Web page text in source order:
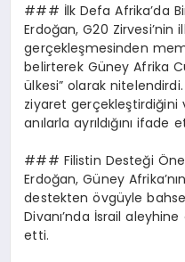
### İlk Defa Afrika’da
Erdoğan, G20 Zirvesi’nin
gerçekleşmesinden
belirterek Güney Afrika
ülkesi” olarak
ziyaret gerçekleştirdiğini
anılarla ayrıldığını ifade
### Filistin Desteği
Erdoğan, Güney
destekten övgüyle
Divanı’nda İsrail aleyhine
etti.